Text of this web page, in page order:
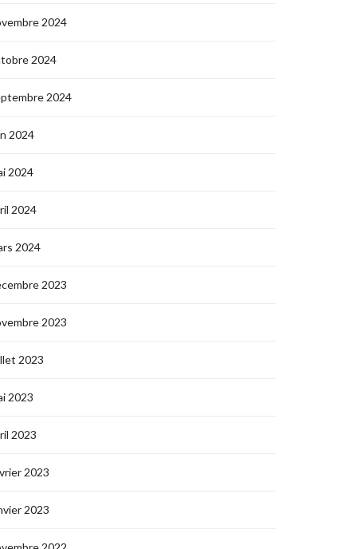
2024
2024
2024
2024
2024
2024
2024
2023
2023
2023
2023
2023
2023
2023